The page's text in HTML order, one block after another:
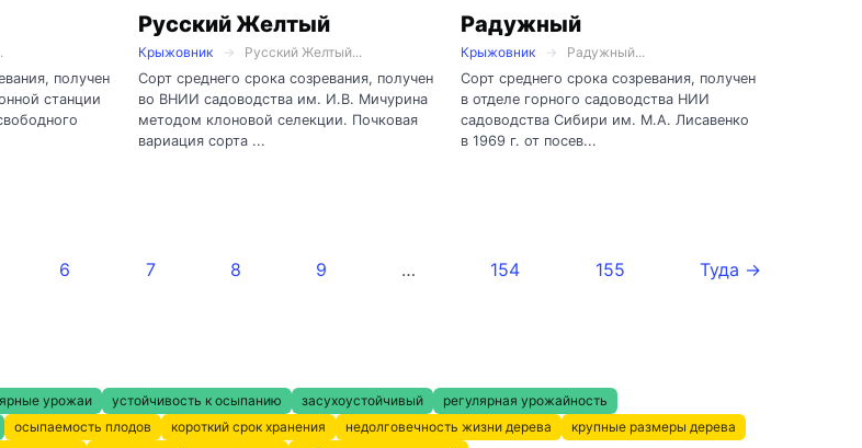
получен
станции
Русский Желтый
Крыжовник
Русский Желтый...
Сорт среднего срока созревания, получен
во ВНИИ садоводства им. И.В. Мичурина
методом клоновой селекции. Почковая
вариация сорта ...
Радужный
Крыжовник
Радужный...
Сорт среднего срока созревания, получен
в отделе горного садоводства НИИ
садоводства Сибири им. М.А. Лисавенко
в 1969 г. от посев...
6 7 8 9 … 154 155 Туда →
урожаи устойчивость к осыпанию засухоустойчивый
регулярная урожайность
осыпаемость плодов короткий срок хранения недолговечность жизни дерева
крупные размеры дерева